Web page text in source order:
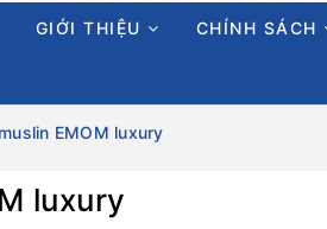
GIỚI THIỆU CHÍNH SÁCH
EMOM luxury
luxury